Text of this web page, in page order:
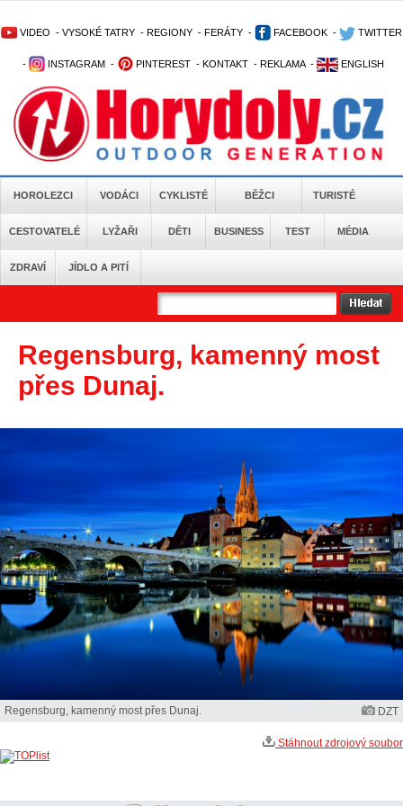
VIDEO - VYSOKÉ TATRY - REGIONY - FERÁTY - FACEBOOK - TWITTER
- INSTAGRAM - PINTEREST - KONTAKT - REKLAMA - ENGLISH
HOROLEZCI VODÁCI CYKLISTÉ BĚŽCI TURISTÉ
CESTOVATELÉ LYŽAŘI DĚTI BUSINESS TEST MÉDIA
ZDRAVÍ JÍDLO A PITÍ
Regensburg, kamenný most
přes Dunaj.
Regensburg, kamenný most přes Dunaj. DZT
Stáhnout zdrojový soubor